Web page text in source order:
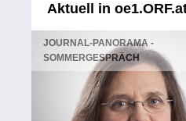
Aktuell in
JOURNAL-PANORAMA -
SOMMERGESPRÄCH